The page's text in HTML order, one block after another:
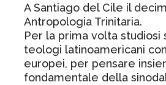
A Santiago del Cile il
Antropologia Trinitaria.
Per la prima volta studiosi
teologi latinoamericani
europei, per pensare
fondamentale della